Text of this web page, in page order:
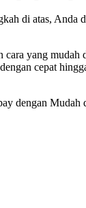
di atas, Anda
cara yang
cepat
dengan